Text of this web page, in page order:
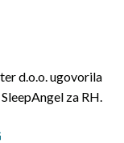
d.o.o. ugovorila
za RH.